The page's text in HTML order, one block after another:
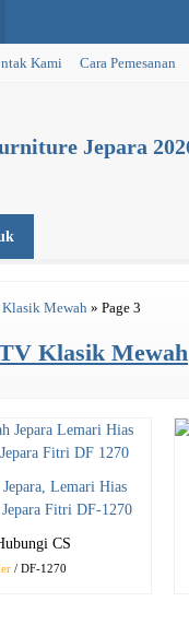
Kami Cara Pemesanan
Mewah » Page 3
Klasik Mewah
Lemari Hias
Fitri DF-1270
CS
/ DF-1270